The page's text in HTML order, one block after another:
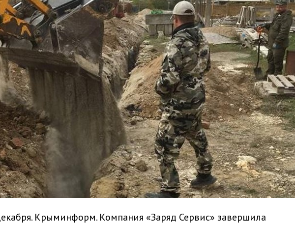
Крыминформ. Компания «Заряд Сервис» завершила